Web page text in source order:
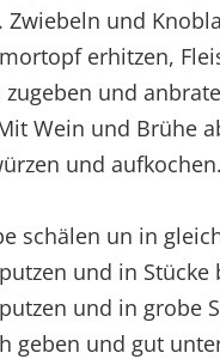
Zwiebeln und
erhitzen,
zugeben und
Wein und Brühe
und
schälen un in
und in
und in grobe
geben und gut